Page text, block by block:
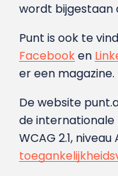
wordt bijgestaan
Punt is ook te
Facebooken
er een magazine.
De website
de internationale
WCAG 2.1,